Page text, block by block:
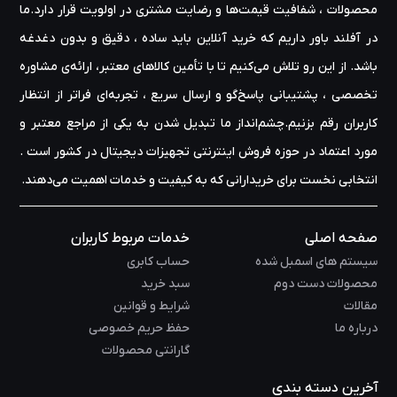
محبوب‌ ترین کیسهای گیمینگ هستند. کاربران در بررسی‌ ها و ویدئوهای
پربازدید از کیفیت ساخت بالا ، مدیریت کابل‌ کشی تمیز ، وجود چند فن از
پیش نصب‌ شده و پورت USB-C جلوی کیس رضایت دارند. این کیس‌ ها
کیس‌های سری Talos گیم‌دیاس
سری Talosگیم‌ دیاس به‌ عنوان یکی از سریهای پریمیوم این برند شناخته
دو طرفه ، طراحی ماژولار داخلی ، فضای گسترده برای نصب کارت گرافیک‌
های بزرگ و پشتیبانی از خنک‌ کننده‌ های مایع پیشرفته ، انتخابی عالی برای
گیمرها و طراحانی است که به زیبایی و کارایی اهمیت می‌ دهند. در بررسی‌
ها به تهویه بسیار خوب ، کیفیت ساخت بالاتر از میانگین و طراحی خاص
مزایا و نقاط قوت کیس‌های گیم‌دیاس
محصولات ، شفافیت قیمت‌ها و رضایت مشتری در اولویت قرار دارد.ما
در آفلند باور داریم که خرید آنلاین باید ساده ، دقیق و بدون دغدغه
باشد. از این رو تلاش می‌کنیم تا با تأمین کالاهای معتبر، ارائه‌ی مشاوره‌
تخصصی ، پشتیبانی پاسخ‌گو و ارسال سریع ، تجربه‌ای فراتر از انتظار
کاربران رقم بزنیم.چشم‌انداز ما تبدیل شدن به یکی از مراجع معتبر و
مورد اعتماد در حوزه‌ فروش اینترنتی تجهیزات دیجیتال در کشور است .
انتخابی نخست برای خریدارانی که به کیفیت و خدمات اهمیت می‌دهند.
صفحه اصلی
سیستم های اسمبل شده
محصولات دست دوم
مقالات
درباره ما
خدمات مربوط کاربران
حساب کابری
سبد خرید
شرایط و قوانین
حفظ حریم خصوصی
گارانتی محصولات
آخرین دسته بندی